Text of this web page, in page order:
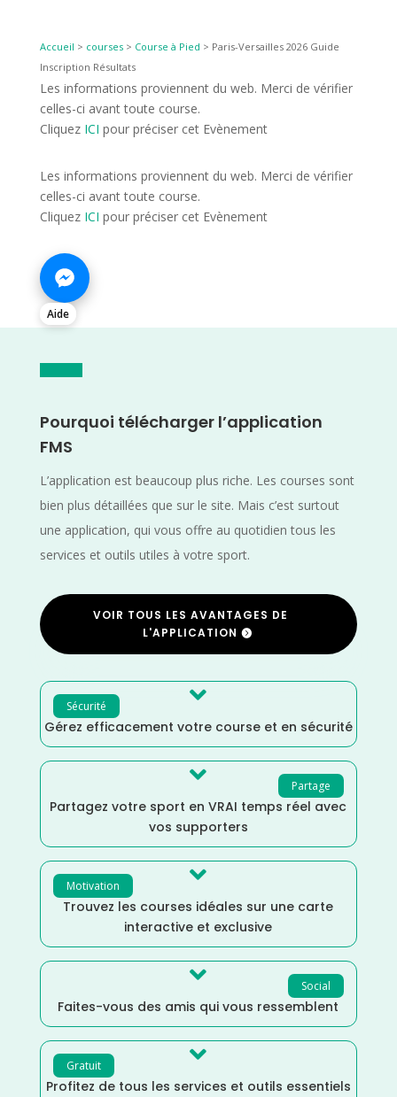
Accueil > courses> Course à Pied > Paris-Versailles 2026 Guide
Inscription Résultats
Les informations proviennent du web. Merci de vérifier
celles-ci avant toute course.
Cliquez ICI pour préciser cet Evènement
Les informations proviennent du web. Merci de vérifier
celles-ci avant toute course.
Cliquez ICI pour préciser cet Evènement
Aide
Pourquoi télécharger l’application
FMS
L’application est beaucoup plus riche. Les courses sont
bien plus détaillées que sur le site. Mais c’est surtout
une application, qui vous offre au quotidien tous les
services et outils utiles à votre sport.
VOIR TOUS LES AVANTAGES DE
L'APPLICATION
Sécurité 
Gérez efficacement votre course et en sécurité
Partage

Partagez votre sport en VRAI temps réel avec
vos supporters
Motivation 
Trouvez les courses idéales sur une carte
interactive et exclusive
Social

Faites-vous des amis qui vous ressemblent
Gratuit 
Profitez de tous les services et outils essentiels